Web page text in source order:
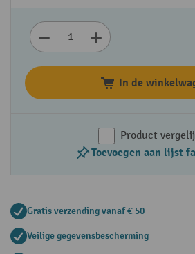
In de
Product
Toevoegen aan lijst
Gratis verzending vanaf € 50
Veilige gegevensbescherming